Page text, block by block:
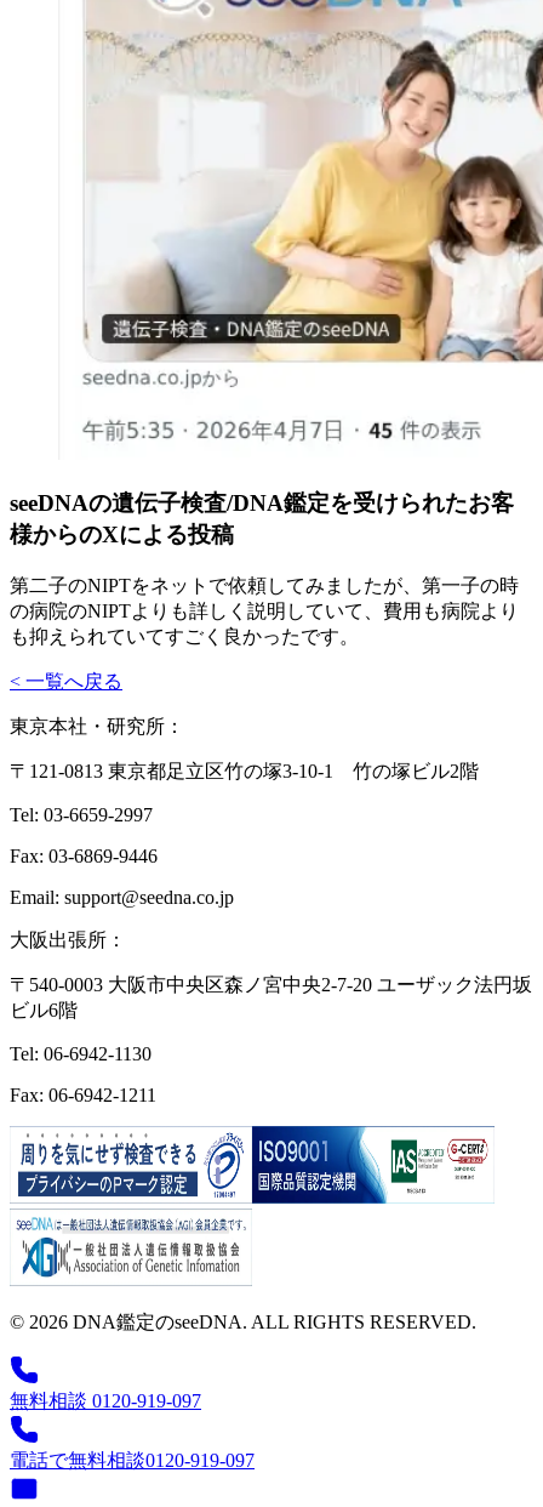
seeDNAの遺伝子検査/DNA鑑定を受けられたお客
様からのXによる投稿
第二子のNIPTをネットで依頼してみましたが、第一子の時
の病院のNIPTよりも詳しく説明していて、費用も病院より
も抑えられていてすごく良かったです。
< 一覧へ戻る
東京本社・研究所：
〒121-0813 東京都足立区竹の塚3-10-1 竹の塚ビル2階
Tel: 03-6659-2997
Fax: 03-6869-9446
Email: support@seedna.co.jp
大阪出張所：
〒540-0003 大阪市中央区森ノ宮中央2-7-20 ユーザック法円坂
ビル6階
Tel: 06-6942-1130
Fax: 06-6942-1211
© 2026 DNA鑑定のseeDNA. ALL RIGHTS RESERVED.
無料相談 0120-919-097
電話で無料相談0120-919-097